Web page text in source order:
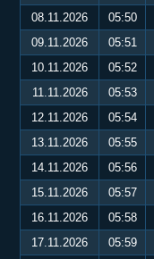
08.11.2026
05:50
09.11.2026
05:51
10.11.2026
05:52
11.11.2026
05:53
12.11.2026
05:54
13.11.2026
05:55
14.11.2026
05:56
15.11.2026
05:57
16.11.2026
05:58
17.11.2026
05:59